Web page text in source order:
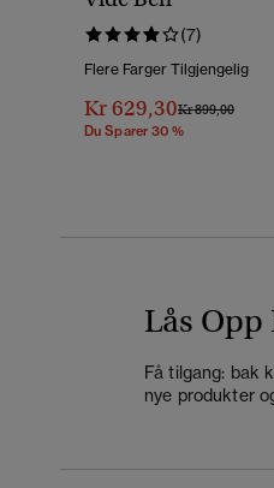
(7)
Flere Farger Tilgjengelig
Kr 629,30Pris Nedsatt Fra
Kr 899,00Til
Du Sparer 30 %
Lås
Få tilgang: bak
nye produkter